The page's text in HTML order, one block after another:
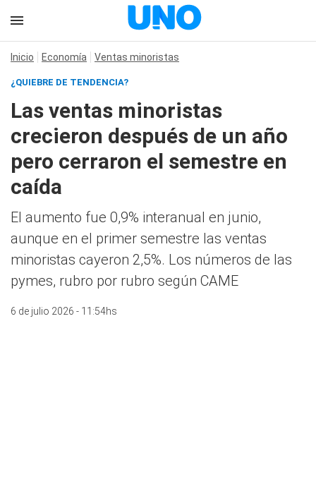
Inicio Economía Ventas minoristas
¿QUIEBRE DE TENDENCIA?
Las ventas minoristas
crecieron después de un año
pero cerraron el semestre en
caída
El aumento fue 0,9% interanual en junio,
aunque en el primer semestre las ventas
minoristas cayeron 2,5%. Los números de las
pymes, rubro por rubro según CAME
6 de julio 2026 - 11:54hs